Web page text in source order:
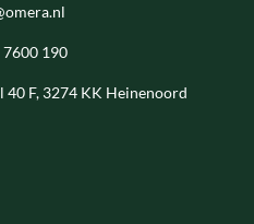
7600 190
40 F, 3274 KK Heinenoord